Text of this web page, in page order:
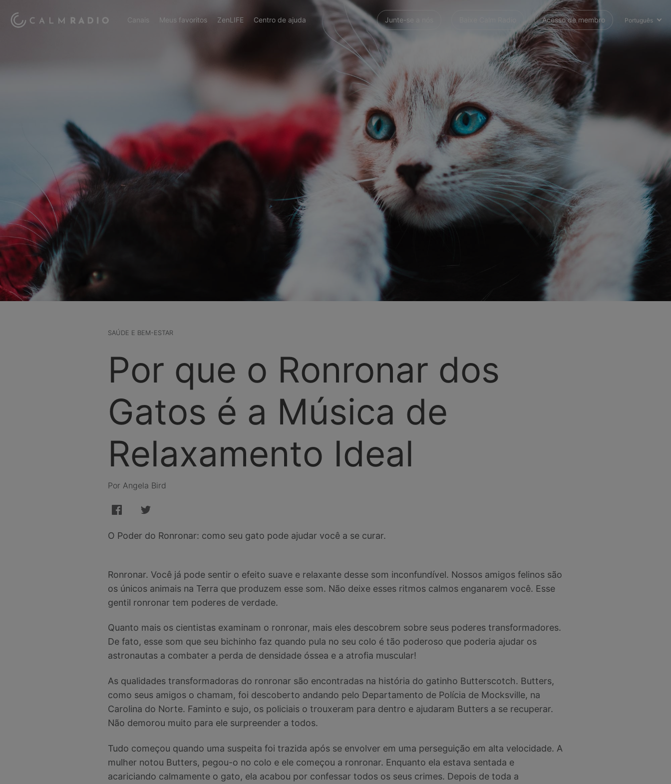
Canais Meus favoritos ZenLIFE Centro de ajuda Junte-se a nós Acesso de membro Português
SAÚDE E BEM-ESTAR
Por que o Ronronar dos
Gatos é a Música de
Relaxamento Ideal
Por Angela Bird
O Poder do Ronronar: como seu gato pode ajudar você a se curar.
Ronronar. Você já pode sentir o efeito suave e relaxante desse som inconfundível. Nossos amigos felinos são
os únicos animais na Terra que produzem esse som. Não deixe esses ritmos calmos enganarem você. Esse
gentil ronronar tem poderes de verdade.
Quanto mais os cientistas examinam o ronronar, mais eles descobrem sobre seus poderes transformadores.
De fato, esse som que seu bichinho faz quando pula no seu colo é tão poderoso que poderia ajudar os
astronautas a combater a perda de densidade óssea e a atrofia muscular!
As qualidades transformadoras do ronronar são encontradas na história do gatinho Butterscotch. Butters,
como seus amigos o chamam, foi descoberto andando pelo Departamento de Polícia de Mocksville, na
Carolina do Norte. Faminto e sujo, os policiais o trouxeram para dentro e ajudaram Butters a se recuperar.
Não demorou muito para ele surpreender a todos.
Tudo começou quando uma suspeita foi trazida após se envolver em uma perseguição em alta velocidade. A
mulher notou Butters, pegou-o no colo e ele começou a ronronar. Enquanto ela estava sentada e
acariciando calmamente o gato, ela acabou por confessar todos os seus crimes. Depois de toda a